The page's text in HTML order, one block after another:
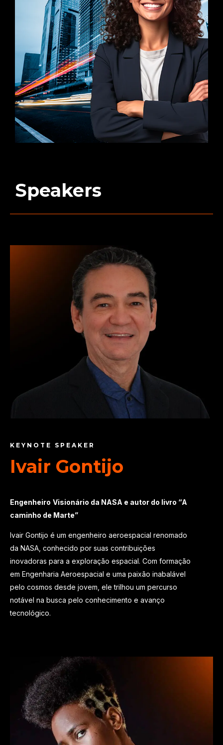
Speakers
KEYNOTE SPEAKER
Ivair Gontijo
Engenheiro Visionário da NASA e autor do livro “A
caminho de Marte”
Ivair Gontijo é um engenheiro aeroespacial renomado
da NASA, conhecido por suas contribuições
inovadoras para a exploração espacial. Com formação
em Engenharia Aeroespacial e uma paixão inabalável
pelo cosmos desde jovem, ele trilhou um percurso
notável na busca pelo conhecimento e avanço
tecnológico.